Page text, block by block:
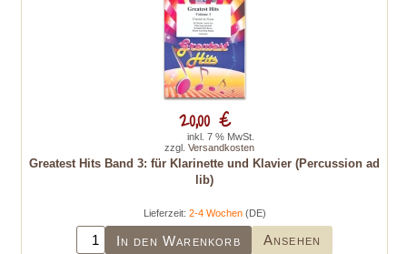
Greatest Hits Band 3: für Klarinette und Klavier (Percussion ad
lib)
Lieferzeit: 2-4 Wochen(DE)
In den Warenkorb Ansehen
20,00 €
inkl. 7 % MwSt.
zzgl. Versandkosten